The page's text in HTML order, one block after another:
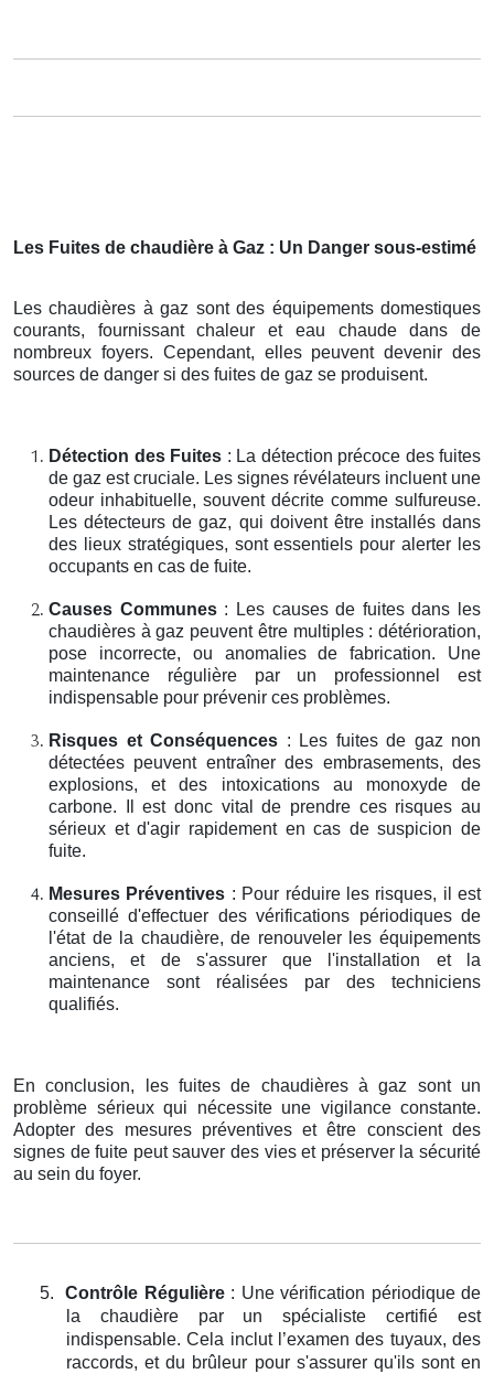
Les Fuites de chaudière à Gaz : Un Danger sous-estimé
Les chaudières à gaz sont des équipements domestiques
courants, fournissant chaleur et eau chaude dans de
nombreux foyers. Cependant, elles peuvent devenir des
sources de danger si des fuites de gaz se produisent.
Détection des Fuites : La détection précoce des fuites
de gaz est cruciale. Les signes révélateurs incluent une
odeur inhabituelle, souvent décrite comme sulfureuse.
Les détecteurs de gaz, qui doivent être installés dans
des lieux stratégiques, sont essentiels pour alerter les
occupants en cas de fuite.
Causes Communes: Les causes de fuites dans les
chaudières à gaz peuvent être multiples : détérioration,
pose incorrecte, ou anomalies de fabrication. Une
maintenance régulière par un professionnel est
indispensable pour prévenir ces problèmes.
Risques et Conséquences : Les fuites de gaz non
détectées peuvent entraîner des embrasements, des
explosions, et des intoxications au monoxyde de
carbone. Il est donc vital de prendre ces risques au
sérieux et d'agir rapidement en cas de suspicion de
fuite.
Mesures Préventives : Pour réduire les risques, il est
conseillé d'effectuer des vérifications périodiques de
l'état de la chaudière, de renouveler les équipements
anciens, et de s'assurer que l'installation et la
maintenance sont réalisées par des techniciens
qualifiés.
En conclusion, les fuites de chaudières à gaz sont un
problème sérieux qui nécessite une vigilance constante.
Adopter des mesures préventives et être conscient des
signes de fuite peut sauver des vies et préserver la sécurité
au sein du foyer.
5. Contrôle Régulière: Une vérification périodique de
la chaudière par un spécialiste certifié est
indispensable. Cela inclut l’examen des tuyaux, des
raccords, et du brûleur pour s'assurer qu'ils sont en